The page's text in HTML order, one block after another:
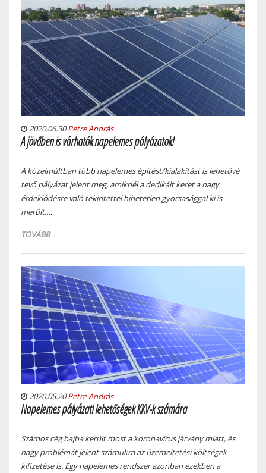
2020.06.30Petre András
A jövőben is várhatók napelemes pályázatok!
A közelmúltban több napelemes építést/kialakítást is lehetővé
tevő pályázat jelent meg, amiknél a dedikált keret a nagy
érdeklődésre való tekintettel hihetetlen gyorsasággal ki is
merült.…
TOVÁBB
2020.05.20Petre András
Napelemes pályázati lehetőségek KKV-k számára
Számos cég bajba került most a koronavírus járvány miatt, és
nagy problémát jelent számukra az üzemeltetési költségek
kifizetése is. Egy napelemes rendszer azonban ezekben a